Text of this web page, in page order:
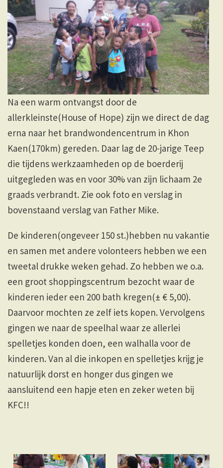
Na een warm ontvangst door de
allerkleinste(House of Hope) zijn we direct de dag
erna naar het brandwondencentrum in Khon
Kaen(170km) gereden. Daar lag de 20-jarige Teep
die tijdens werkzaamheden op de boerderij
uitgegleden was en voor 30% van zijn lichaam 2e
graads verbrandt. Zie ook foto en verslag in
bovenstaand verslag van Father Mike.
De kinderen(ongeveer 150 st.)hebben nu vakantie
en samen met andere volonteers hebben we een
tweetal drukke weken gehad. Zo hebben we o.a.
een groot shoppingscentrum bezocht waar de
kinderen ieder een 200 bath kregen(± € 5,00).
Daarvoor mochten ze zelf iets kopen. Vervolgens
gingen we naar de speelhal waar ze allerlei
spelletjes konden doen, een walhalla voor de
kinderen. Van al die inkopen en spelletjes krijg je
natuurlijk dorst en honger dus gingen we
aansluitend een hapje eten en zeker weten bij
KFC!!